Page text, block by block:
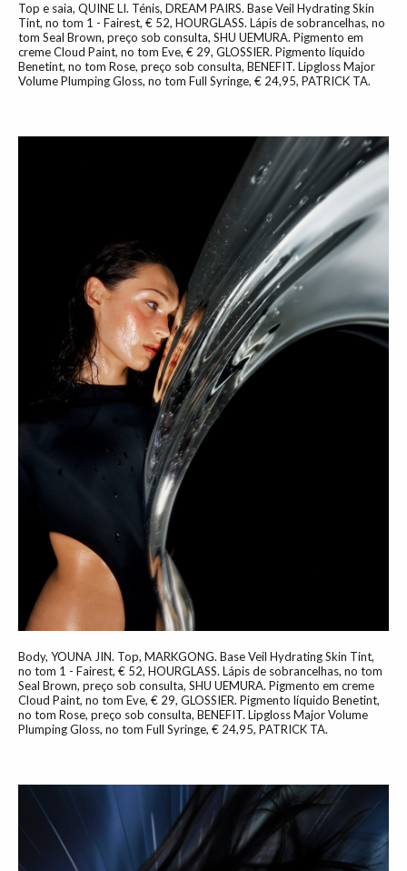
Top e saia, QUINE LI. Ténis, DREAM PAIRS. Base Veil Hydrating Skin
Tint, no tom 1 - Fairest, € 52, HOURGLASS. Lápis de sobrancelhas, no
tom Seal Brown, preço sob consulta, SHU UEMURA. Pigmento em
creme Cloud Paint, no tom Eve, € 29, GLOSSIER. Pigmento líquido
Benetint, no tom Rose, preço sob consulta, BENEFIT. Lipgloss Major
Volume Plumping Gloss, no tom Full Syringe, € 24,95, PATRICK TA.
Body, YOUNA JIN. Top, MARKGONG. Base Veil Hydrating Skin Tint,
no tom 1 - Fairest, € 52, HOURGLASS. Lápis de sobrancelhas, no tom
Seal Brown, preço sob consulta, SHU UEMURA. Pigmento em creme
Cloud Paint, no tom Eve, € 29, GLOSSIER. Pigmento líquido Benetint,
no tom Rose, preço sob consulta, BENEFIT. Lipgloss Major Volume
Plumping Gloss, no tom Full Syringe, € 24,95, PATRICK TA.